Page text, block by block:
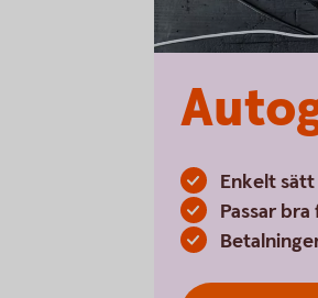
Enkelt
Passar